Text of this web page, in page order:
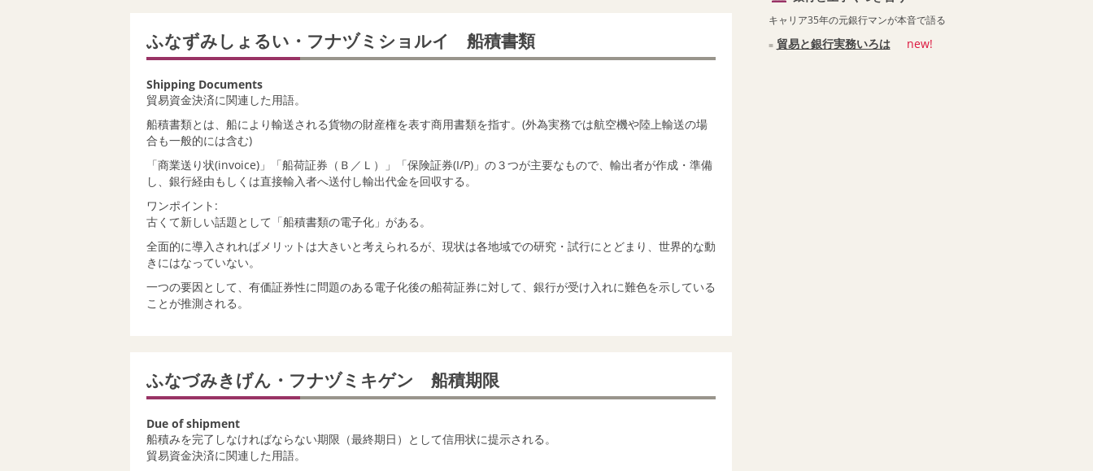
ふなずみしょるい・フナヅミショルイ 船積書類
Shipping Documents
貿易資金決済に関連した用語。
船積書類とは、船により輸送される貨物の財産権を表す商用書類を指す。(外為実務では航空機や陸上輸送の場
合も一般的には含む)
「商業送り状(invoice)」「船荷証券（Ｂ／Ｌ）」「保険証券(I/P)」の３つが主要なもので、輸出者が作成・準備
し、銀行経由もしくは直接輸入者へ送付し輸出代金を回収する。
ワンポイント:
古くて新しい話題として「船積書類の電子化」がある。
全面的に導入されればメリットは大きいと考えられるが、現状は各地域での研究・試行にとどまり、世界的な動
きにはなっていない。
一つの要因として、有価証券性に問題のある電子化後の船荷証券に対して、銀行が受け入れに難色を示している
ことが推測される。
ふなづみきげん・フナヅミキゲン 船積期限
Due of shipment
船積みを完了しなければならない期限（最終期日）として信用状に提示される。
貿易資金決済に関連した用語。
キャリア35年の元銀行マンが本音で語る
貿易と銀行実務いろは new!